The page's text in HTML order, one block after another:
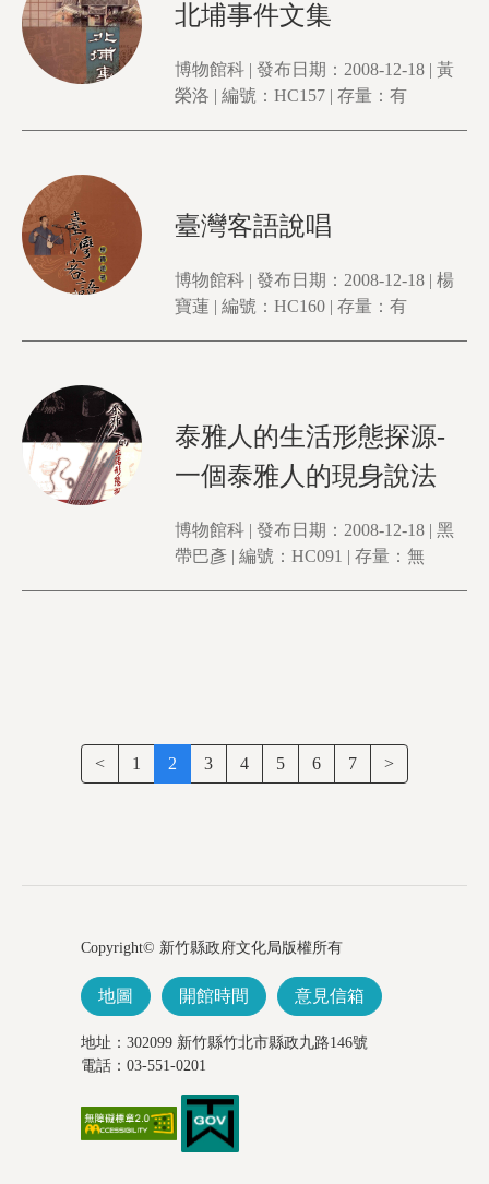
北埔事件文集
博物館科 | 發布日期：2008-12-18 | 黃
榮洛 | 編號：HC157 | 存量：有
臺灣客語說唱
博物館科 | 發布日期：2008-12-18 | 楊
寶蓮 | 編號：HC160 | 存量：有
泰雅人的生活形態探源-
一個泰雅人的現身說法
博物館科 | 發布日期：2008-12-18 | 黑
帶巴彥 | 編號：HC091 | 存量：無
< 1 2 3 4 5 6 7 >
Copyright© 新竹縣政府文化局版權所有
地圖 開館時間 意見信箱
地址：302099 新竹縣竹北市縣政九路146號
電話：03-551-0201